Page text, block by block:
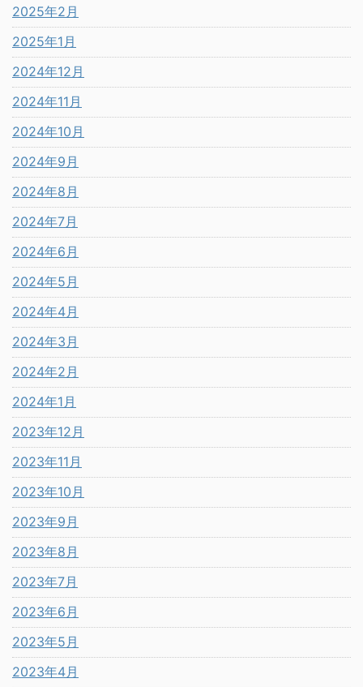
2025年2月
2025年1月
2024年12月
2024年11月
2024年10月
2024年9月
2024年8月
2024年7月
2024年6月
2024年5月
2024年4月
2024年3月
2024年2月
2024年1月
2023年12月
2023年11月
2023年10月
2023年9月
2023年8月
2023年7月
2023年6月
2023年5月
2023年4月